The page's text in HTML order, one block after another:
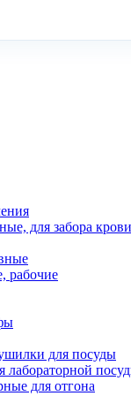
для забора крови
рабочие
для посуды
лабораторной
для отгона